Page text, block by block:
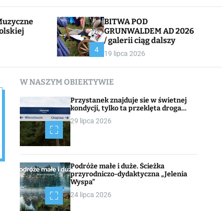
l
c
4
BITWA POD
GRUNWALDEM AD 2026
/ galerii ciąg dalszy
19 lipca 2026
W NASZYM OBIEKTYWIE
Przystanek znajduje sie w świetnej
kondycji, tylko ta przeklęta droga…
29 lipca 2026
Podróże małe i duże. Ścieżka
przyrodniczo-dydaktyczna „Jelenia
Wyspa”
24 lipca 2026